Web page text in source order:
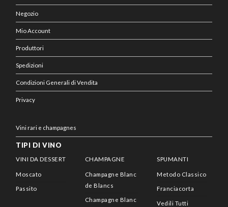
Negozio
Mio Account
Produttori
Spedizioni
Condizioni Generali di Vendita
Privacy
Vini rari e champagnes
TIPI DI VINO
VINI DA DESSERT
Moscato
Passito
CHAMPAGNE
Champagne Blanc
de Blancs
Champagne Blanc
SPUMANTI
Metodo Classico
Franciacorta
Vedili Tutti